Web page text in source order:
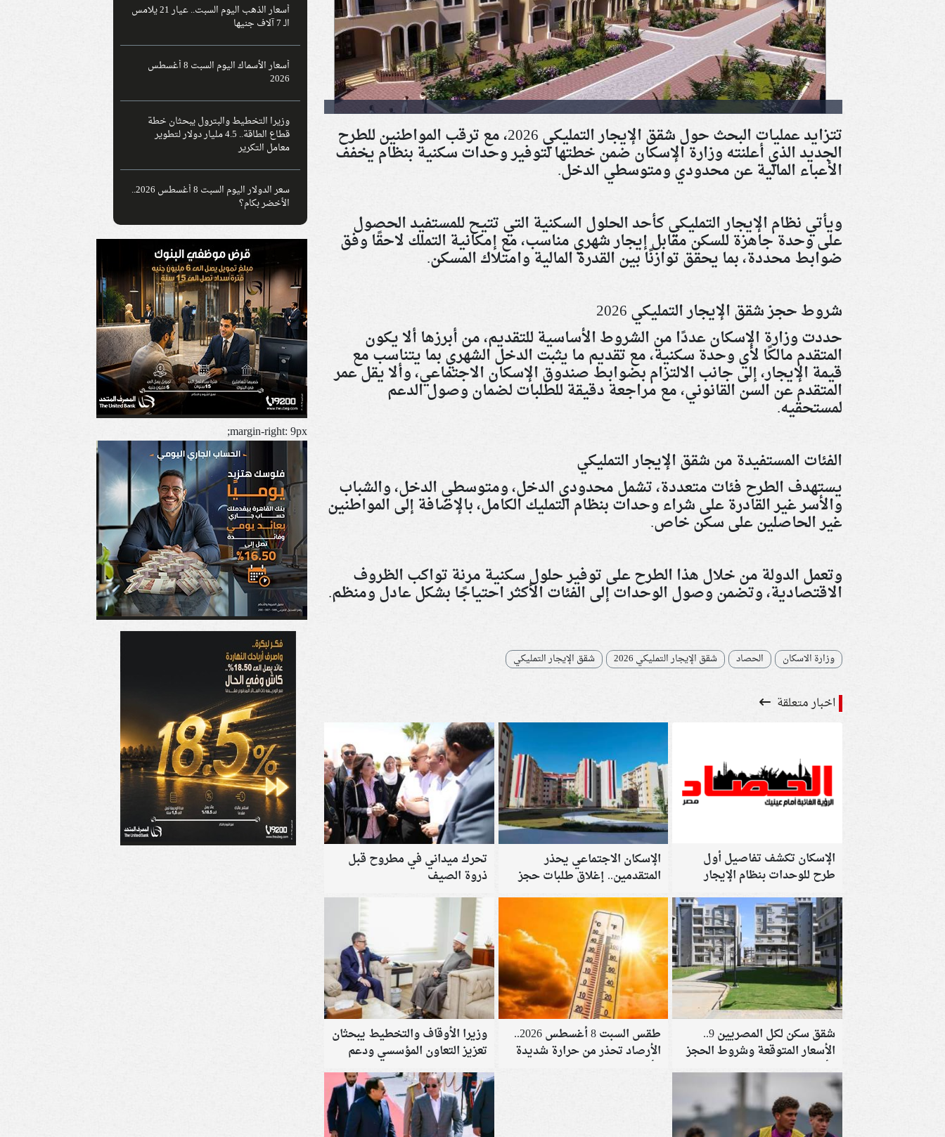
تتزايد عمليات البحث حول شقق الإيجار التمليكي 2026، مع ترقب المواطنين للطرح
الجديد الذي أعلنته وزارة الإسكان ضمن خطتها لتوفير وحدات سكنية بنظام يخفف
الأعباء المالية عن محدودي ومتوسطي الدخل.
ويأتي نظام الإيجار التمليكي كأحد الحلول السكنية التي تتيح للمستفيد الحصول
على وحدة جاهزة للسكن مقابل إيجار شهري مناسب، مع إمكانية التملك لاحقًا وفق
ضوابط محددة، بما يحقق توازنًا بين القدرة المالية وامتلاك المسكن.
شروط حجز شقق الإيجار التمليكي 2026
حددت وزارة الإسكان عددًا من الشروط الأساسية للتقديم، من أبرزها ألا يكون
المتقدم مالكًا لأي وحدة سكنية، مع تقديم ما يثبت الدخل الشهري بما يتناسب مع
قيمة الإيجار، إلى جانب الالتزام بضوابط صندوق الإسكان الاجتماعي، وألا يقل عمر
المتقدم عن السن القانوني، مع مراجعة دقيقة للطلبات لضمان وصول الدعم
لمستحقيه.
الفئات المستفيدة من شقق الإيجار التمليكي
يستهدف الطرح فئات متعددة، تشمل محدودي الدخل، ومتوسطي الدخل، والشباب
والأسر غير القادرة على شراء وحدات بنظام التمليك الكامل، بالإضافة إلى المواطنين
غير الحاصلين على سكن خاص.
وتعمل الدولة من خلال هذا الطرح على توفير حلول سكنية مرنة تواكب الظروف
الاقتصادية، وتضمن وصول الوحدات إلى الفئات الأكثر احتياجًا بشكل عادل ومنظم.
وزارة الاسكان الحصاد شقق الإيجار التمليكي 2026 شقق الإيجار التمليكي
اخبار متعلقة
الإسكان تكشف تفاصيل أول
طرح للوحدات بنظام الإيجار
الإسكان الاجتماعي يحذر
المتقدمين.. إغلاق طلبات حجز
الوحدات بعد عام في هذه الحالة
تحرك ميداني في مطروح قبل
ذروة الصيف
شقق سكن لكل المصريين 9..
الأسعار المتوقعة وشروط الحجز
وأماكن طرح الوحدات
طقس السبت 8 أغسطس 2026..
الأرصاد تحذر من حرارة شديدة
وأتربة بهذه المناطق
وزيرا الأوقاف والتخطيط يبحثان
تعزيز التعاون المؤسسي ودعم
جهود التنمية الاقتصادية
أسعار الذهب اليوم السبت.. عيار 21 يلامس
الـ 7 آلاف جنيها
أسعار الأسماك اليوم السبت 8 أغسطس
2026
وزيرا التخطيط والبترول يبحثان خطة
قطاع الطاقة.. 4.5 مليار دولار لتطوير
معامل التكرير
سعر الدولار اليوم السبت 8 أغسطس 2026..
الأخضر بكام؟
margin-right: 9px;